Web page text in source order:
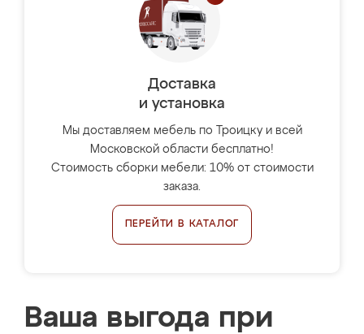
Доставка
и установка
Мы доставляем мебель по Троицку и всей
Московской области бесплатно!
Стоимость сборки мебели: 10% от стоимости
заказа.
ПЕРЕЙТИ В КАТАЛОГ
Ваша выгода при